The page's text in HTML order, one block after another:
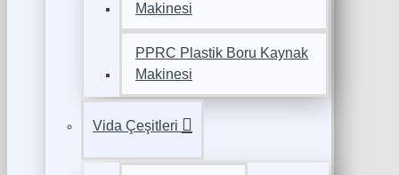
Makinesi
PPRC Plastik Boru Kaynak
Makinesi
Vida Çeşitleri